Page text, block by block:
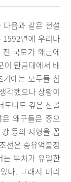
음과 같은 전설
1592년에 우리나
국토가 왜군에
이 탄금대에서 배
에는 모두들 섬
각했으나 상황이
도나도 깊은 산골
왜구들은 중으
등의 지형을 꼼
선은 숭유억불정
는 부처가 유일한
다. 그래서 머리